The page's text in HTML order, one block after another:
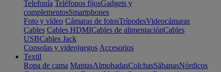
Telefonía Teléfonos fijosGadgets y
complementosSmartphones
Foto y vídeo Cámaras de fotosTrípodesVideocámaras
Cables Cables HDMICables de alimentaciónCables
USBCables Jack
Consolas y videojuegos Accesorios
Textil
Ropa de cama MantasAlmohadasColchasSábanasNórdicos